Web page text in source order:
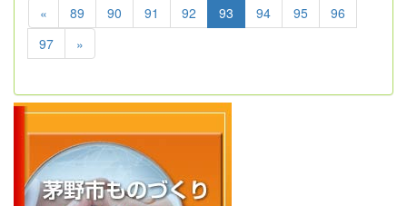
« 89 90 91 92 93 94 95
96
97
»